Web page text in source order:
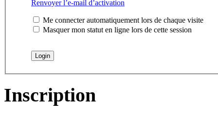
Renvoyer l’e-mail d’activation
Me connecter automatiquement lors de chaque visite
Masquer mon statut en ligne lors de cette session
Inscription